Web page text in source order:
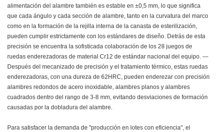
alimentación del alambre también es estable en ±0,5 mm, lo que significa
que cada ángulo y cada sección de alambre, tanto en la curvatura del marco
como en la formación de la rejilla interna de la canasta de esterilización,
pueden cumplir estrictamente con los estándares de diseño. Detrás de esta
precisión se encuentra la sofisticada colaboración de los 28 juegos de
ruedas enderezadoras de material Cr12 de estándar nacional del equipo. —
Después del mecanizado de precisión y el tratamiento térmico, estas ruedas
enderezadoras, con una dureza de 62HRC, pueden enderezar con precisión
alambres redondos de acero inoxidable, alambres planos y alambres
cuadrados dentro del rango de 3-8 mm, evitando desviaciones de formación
causadas por la dobladura del alambre.
Para satisfacer la demanda de "producción en lotes con eficiencia", el